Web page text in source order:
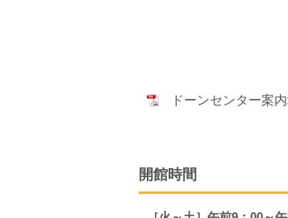
ドーンセンター案
開館時間